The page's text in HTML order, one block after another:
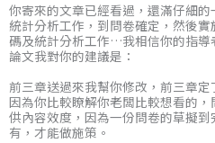
你寄來的文章已經看過，還滿仔細
統計分析工作，到問卷確定，然後
碼及統計分析工作…我相信你的指導
論文我對你的建議是：
前三章送過來我幫你修改，前三章
因為你比較瞭解你老闆比較想看的
供內容效度，因為一份問卷的草擬
有，才能做施策。